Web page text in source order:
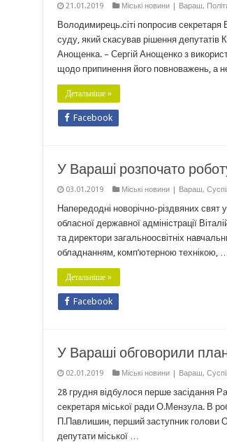
21.01.2019 Міські новини | Вараш,
Володимирець.сіті попросив
суду, який скасував рішення депутатів
Анощенка. – Сергій Анощенко з
щодо припинення його повноважень, а
Детальніше »
Facebook
У Вараші розпочато
03.01.2019 Міські новини | Вараш,
Напередодні новорічно-різдвяних свят
обласної державної адміністрації
та директори загальноосвітніх
обладнанням, комп’ютерною технікою, …
Детальніше »
Facebook
У Вараші обговорили
02.01.2019 Міські новини | Вараш,
28 грудня відбулося перше засідання
секретаря міської ради О.Мензула. В
П.Павлишин, перший заступник голови
депутати міської …